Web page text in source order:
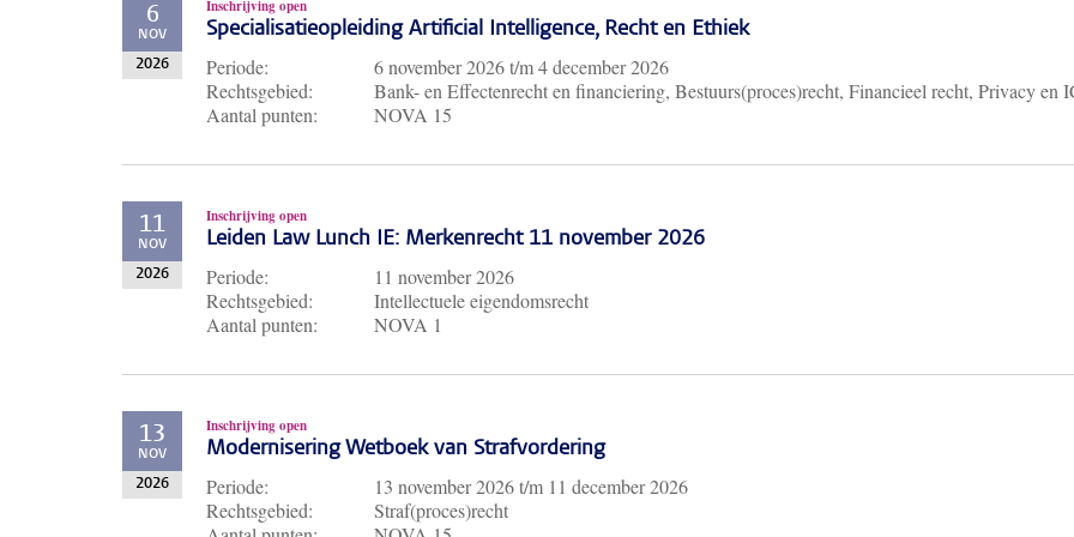
6
NOV
2026
Inschrijving open
Specialisatieopleiding Artificial Intelligence, Recht en Ethiek
Periode: 6 november 2026t/m4 december 2026
Rechtsgebied:
Bank- en Effectenrecht en financiering, Bestuurs(proces)recht, Financieel recht, Privacy en
Aantal punten:
NOVA 15
11
NOV
2026
Inschrijving open
Leiden Law Lunch IE: Merkenrecht 11 november 2026
Periode:
11 november 2026
Rechtsgebied:
Intellectuele eigendomsrecht
Aantal punten:
NOVA 1
13
NOV
2026
Inschrijving open
Modernisering Wetboek van Strafvordering
Periode: 13 november 2026t/m 11 december 2026
Rechtsgebied:
Straf(proces)recht